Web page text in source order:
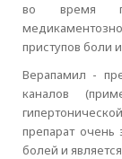
во время
приступов боли
Верапамил -
каналов
препарат
болей и